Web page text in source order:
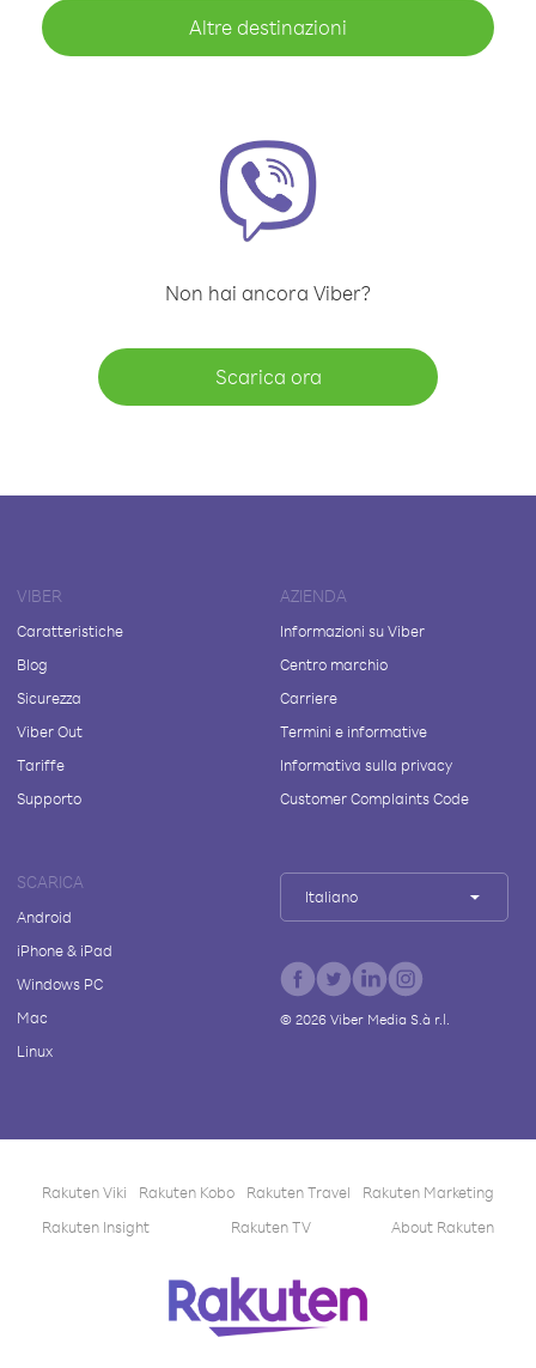
Altre destinazioni
Non hai ancora Viber?
Scarica ora
VIBER
Caratteristiche
Blog
Sicurezza
Viber Out
Tariffe
Supporto
AZIENDA
Informazioni su Viber
Centro marchio
Carriere
Termini e informative
Informativa sulla privacy
Customer Complaints Code
SCARICA
Android
iPhone & iPad
Windows PC
Mac
Linux
Italiano
© 2026Viber Media S.à r.l.
Rakuten Viki Rakuten Kobo Rakuten Travel
Rakuten Marketing
Rakuten Insight
Rakuten TV About Rakuten